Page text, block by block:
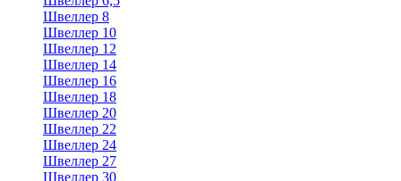
Швеллер 8
Швеллер 10
Швеллер 12
Швеллер 14
Швеллер 16
Швеллер 18
Швеллер 20
Швеллер 22
Швеллер 24
Швеллер 27
Швеллер 30